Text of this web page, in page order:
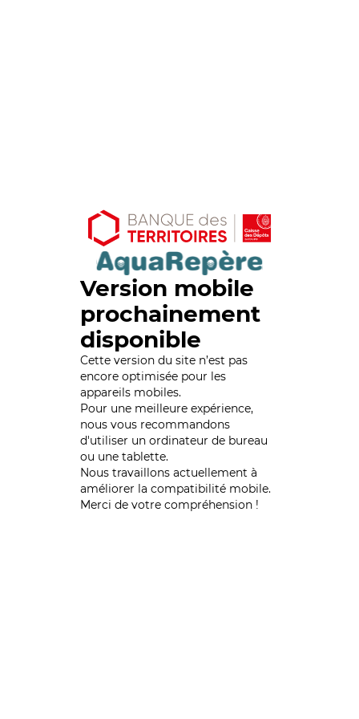
Version mobile
prochainement
disponible
Cette version du site n’est pas
encore optimisée pour les
appareils mobiles.
Pour une meilleure expérience,
nous vous recommandons
d'utiliser un ordinateur de bureau
ou une tablette.
Nous travaillons actuellement à
améliorer la compatibilité mobile.
Merci de votre compréhension !